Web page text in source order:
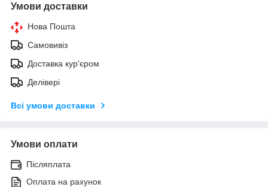
Умови доставки
Нова Пошта
Самовивіз
Доставка кур'єром
Делівері
Всі умови доставки
Умови оплати
Післяплата
Оплата на рахунок